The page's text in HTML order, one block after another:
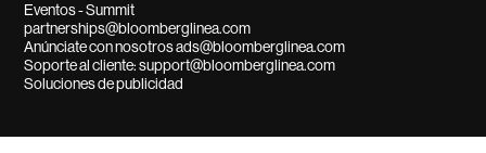
Eventos - Summit
partnerships@bloomberglinea.com
Anúnciate con nosotros ads@bloomberglinea.com
Soporte al cliente: support@bloomberglinea.com
Soluciones de publicidad